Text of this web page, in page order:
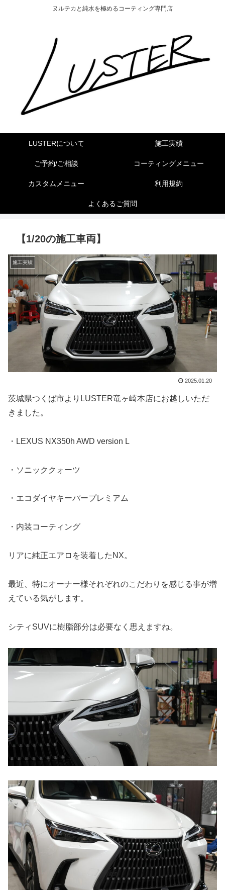
ヌルテカと純水を極めるコーティング専門店
LUSTERについて 施工実績
ご予約/ご相談 コーティングメニュー
カスタムメニュー 利用規約
よくあるご質問
【1/20の施工車両】
施工実績
2025.01.20
茨城県つくば市よりLUSTER竜ヶ崎本店にお越しいただ
きました。
・LEXUS NX350h AWD version L
・ソニッククォーツ
・エコダイヤキーパープレミアム
・内装コーティング
リアに純正エアロを装着したNX。
最近、特にオーナー様それぞれのこだわりを感じる事が増
えている気がします。
シティSUVに樹脂部分は必要なく思えますね。